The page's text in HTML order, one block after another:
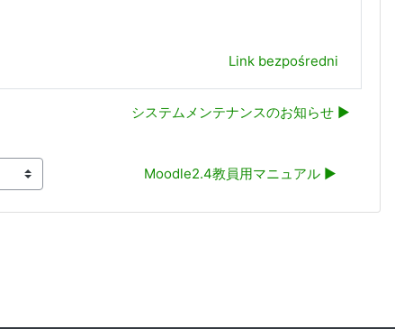
Link bezpośredni
システムメンテナンスのお知らせ ▶︎
Moodle2.4教員用マニュアル ▶︎